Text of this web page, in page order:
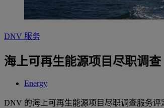
DNV 服务
海上可再生能源项目尽职调查
Energy
DNV 的海上可再生能源项目尽职调查服务